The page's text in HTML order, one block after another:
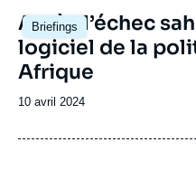
Briefings
Image
principale
Après l’échec
logiciel de la
Afrique
Date
publication
10 avril 2024